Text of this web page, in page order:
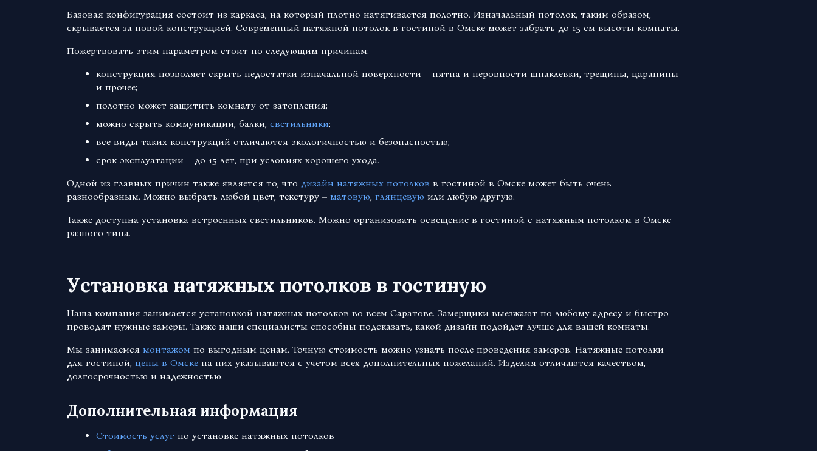
Базовая конфигурация состоит из каркаса, на который плотно натягивается полотно. Изначальный потолок, таким образом,
скрывается за новой конструкцией. Современный натяжной потолок в гостиной в Омске может забрать до 15 см высоты комнаты.
Пожертвовать этим параметром стоит по следующим причинам:
конструкция позволяет скрыть недостатки изначальной поверхности – пятна и неровности шпаклевки, трещины, царапины
и прочее;
полотно может защитить комнату от затопления;
можно скрыть коммуникации, балки, светильники;
все виды таких конструкций отличаются экологичностью и безопасностью;
срок эксплуатации – до 15 лет, при условиях хорошего ухода.
Одной из главных причин также является то, что дизайн натяжных потолков в гостиной в Омске может быть очень
разнообразным. Можно выбрать любой цвет, текстуру – матовую, глянцевую или любую другую.
Также доступна установка встроенных светильников. Можно организовать освещение в гостиной с натяжным потолком в Омске
разного типа.
Установка натяжных потолков в гостиную
Наша компания занимается установкой натяжных потолков во всем Саратове. Замерщики выезжают по любому адресу и быстро
проводят нужные замеры. Также наши специалисты способны подсказать, какой дизайн подойдет лучше для вашей комнаты.
Мы занимаемся монтажом по выгодным ценам. Точную стоимость можно узнать после проведения замеров. Натяжные потолки
для гостиной, цены в Омске на них указываются с учетом всех дополнительных пожеланий. Изделия отличаются качеством,
долгосрочностью и надежностью.
Дополнительная информация
Стоимость услуг по установке натяжных потолков